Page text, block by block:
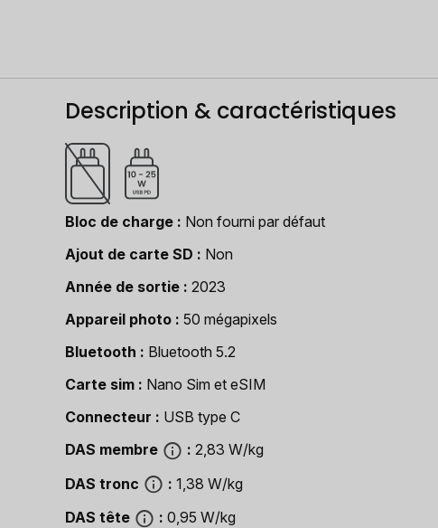
Description & caractéristiques
Bloc de charge
Non fourni par défaut
Ajout de carte SD
Non
Année de sortie
2023
Appareil photo
50 mégapixels
Bluetooth
Bluetooth 5.2
Carte sim
Nano Sim et eSIM
Connecteur
USB type C
DAS membre
2,83 W/kg
DAS tronc
1,38 W/kg
DAS tête
0,95 W/kg